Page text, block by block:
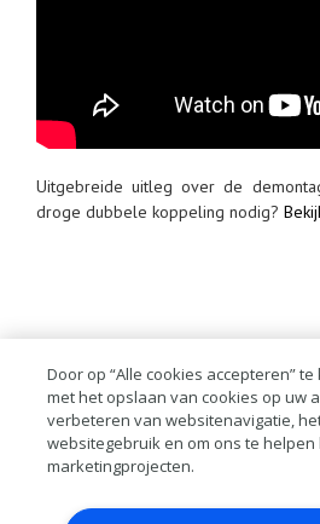
Uitgebreide uitleg over de
droge dubbele koppeling nodig?
Contact Account
RAI bestanden
Verwerkersovereenkomst
Door op “Alle cookies accepteren”
met het opslaan van cookies op uw
verbeteren van websitenavigatie,
websitegebruik en om ons te helpen
marketingprojecten.